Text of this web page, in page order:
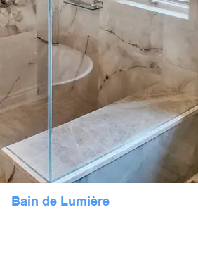
Bain de Lumière